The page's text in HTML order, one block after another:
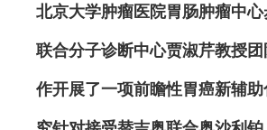
北京大学肿瘤医院胃肠肿瘤中
联合分子诊断中心贾淑芹教授
作开展了一项前瞻性胃癌新辅